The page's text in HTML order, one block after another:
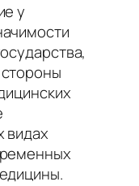
у
видах